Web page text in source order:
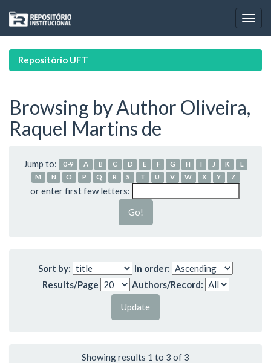
navigation
Repositório UFT
Browsing by Author Oliveira,
Raquel Martins de
Jump to: 0-9 A B C D E F G H I J K
L
M
N O P Q R S T U V W X Y Z
or enter first few letters:
Sort by:
In order:
Results/Page
Authors/Record:
Showing results 1 to 3 of 3